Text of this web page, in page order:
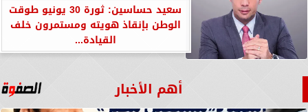
سعيد حساسين: ثورة 30 يونيو طوقت
الوطن بإنقاذ هويته ومستمرون خلف
القيادة...
أهم الأخبار